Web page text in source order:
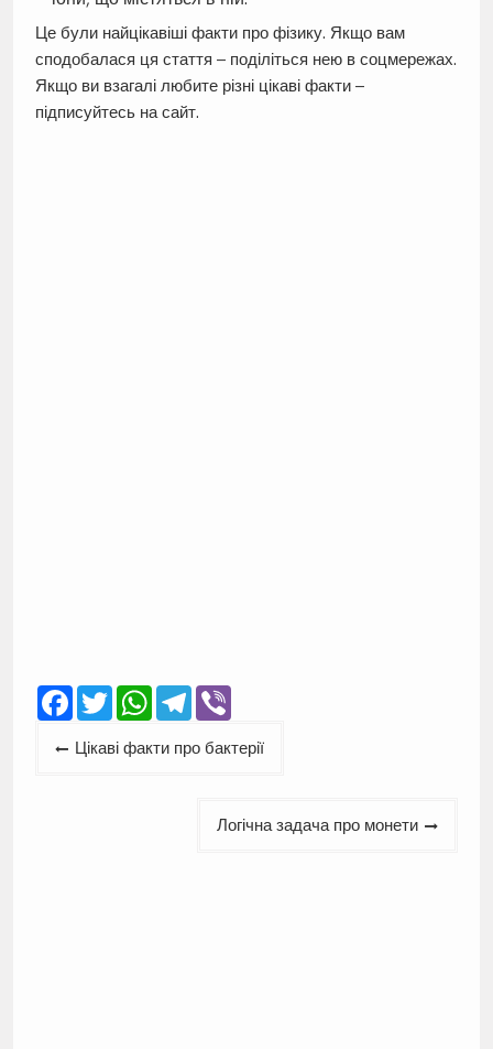
Це були найцікавіші факти про фізику. Якщо вам
сподобалася ця стаття – поділіться нею в соцмережах.
Якщо ви взагалі любите різні цікаві факти –
підписуйтесь на сайт.
Facebook
TwitterWhatsApp
Telegram
Viber
Навігація
Цікаві факти про бактерії
Логічна задача про монети